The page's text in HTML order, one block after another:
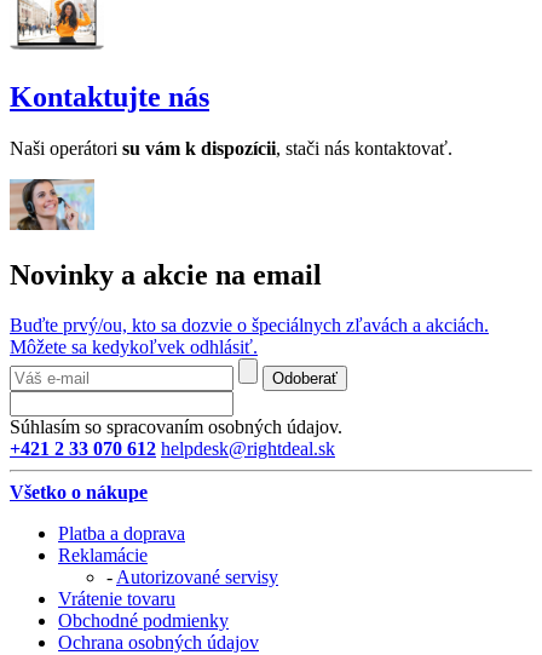
Kontaktujte nás
Naši operátori su vám k dispozícii, stači nás kontaktovať.
Novinky a akcie na email
Buďte prvý/ou, kto sa dozvie o špeciálnych zľavách a akciách.
Môžete sa kedykoľvek odhlásiť.
Odoberať
Súhlasím so spracovaním osobných údajov.
+421 2 33 070 612 helpdesk@rightdeal.sk
Všetko o nákupe
Platba a doprava
Reklamácie
-Autorizované servisy
Vrátenie tovaru
Obchodné podmienky
Ochrana osobných údajov